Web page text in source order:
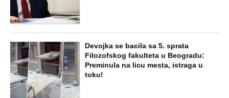
Devojka se bacila sa 5. sprata
Filozofskog fakulteta u Beogradu:
Preminula na licu mesta, istraga u
toku!